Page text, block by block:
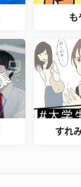
も
すれ